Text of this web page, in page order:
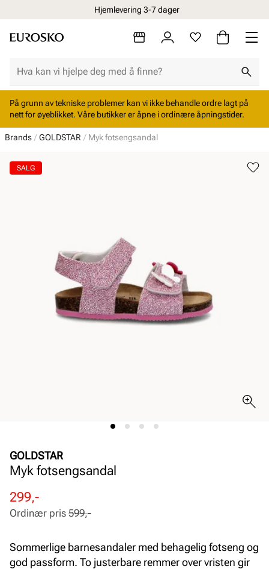
Hjemlevering 3-7 dager
På grunn av tekniske problemer kan vi ikke behandle ordre lagt på
nett for øyeblikket. Våre butikker er åpne i ordinære åpningstider.
Brands GOLDSTAR Myk fotsengsandal
SALG
GOLDSTAR
Myk fotsengsandal
Rabattert
pris
299,-
Ordinær
pris
Ordinær pris 599,-
Sommerlige barnesandaler med behagelig fotseng og
god passform. To justerbare remmer over vristen gir